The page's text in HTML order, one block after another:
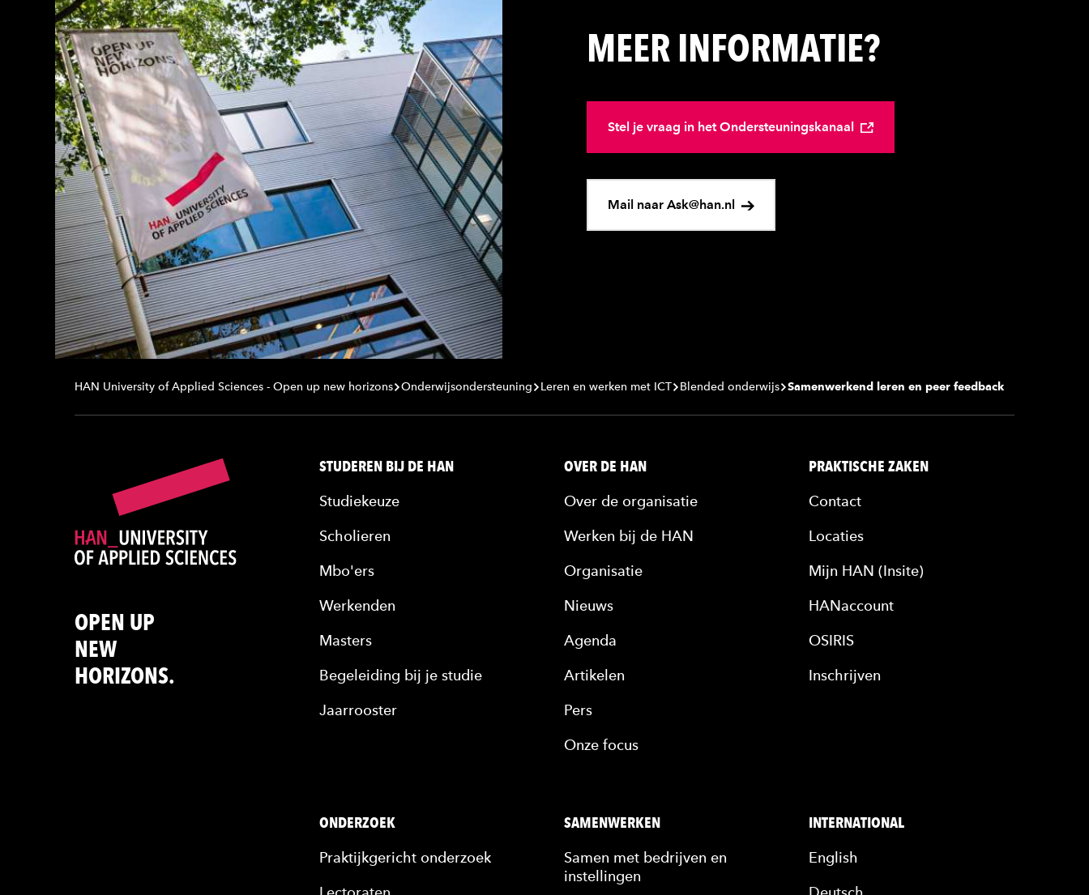
MEER INFORMATIE?
Stel je vraag in het Ondersteuningskanaal
Mail naar Ask@han.nl
HAN University of Applied Sciences - Open up new horizons Onderwijsondersteuning Leren en werken met ICT Blended onderwijs Samenwerkend leren en peer feedback
OPEN UP
NEW
HORIZONS.
STUDEREN BIJ DE HAN
Studiekeuze
Scholieren
Mbo'ers
Werkenden
Masters
Begeleiding bij je studie
Jaarrooster
OVER DE HAN
Over de organisatie
Werken bij de HAN
Organisatie
Nieuws
Agenda
Artikelen
Pers
Onze focus
PRAKTISCHE ZAKEN
Contact
Locaties
Mijn HAN (Insite)
HANaccount
OSIRIS
Inschrijven
ONDERZOEK
Praktijkgericht onderzoek
SAMENWERKEN
Samen met bedrijven en
instellingen
INTERNATIONAL
English